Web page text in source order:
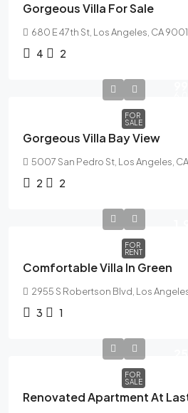
Gorgeous Villa For Sale
680 E 47th St, Los Angeles, CA
4 2
FOR
SALE
Gorgeous Villa Bay View
5007 San Pedro St, Los Angeles, CA
2 2
FOR
RENT
Comfortable Villa In Green
2955 S Robertson Blvd, Los
3 1
FOR
SALE
Renovated Apartment At